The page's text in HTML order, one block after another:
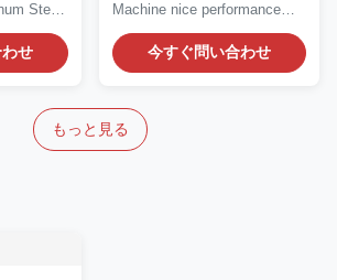
Steel
せ
Machine nice performance
Profile Bending...
今すぐ問い合わせ
もっと見る